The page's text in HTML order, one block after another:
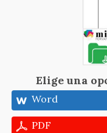
Elige una
Word
PDF